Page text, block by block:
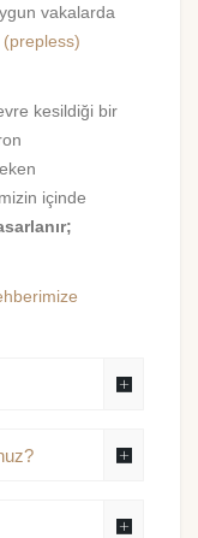
vakalarda
(prepless)
kesildiği bir
içinde